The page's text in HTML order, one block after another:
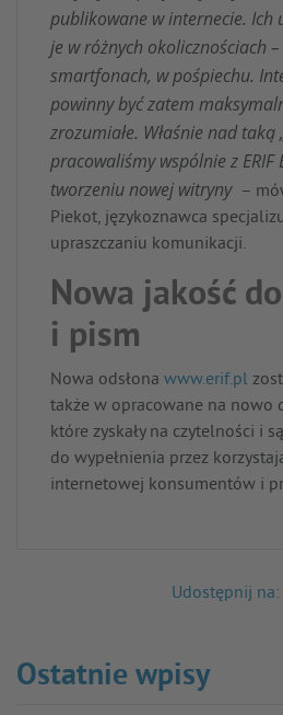
publikowane w internecie. Ich
je w różnych okolicznościach
smartfonach, w pośpiechu.
powinny być zatem
zrozumiałe. Właśnie nad taką
pracowaliśmy wspólnie z ERIF
tworzeniu nowej witryny –
Piekot, językoznawca
upraszczaniu komunikacji.
Nowa jakość
i pism
Nowa odsłona www.erif.pl
także w opracowane na nowo
które zyskały na czytelności i
do wypełnienia przez
internetowej konsumentów i
Udostępnij na:
Ostatnie wpisy